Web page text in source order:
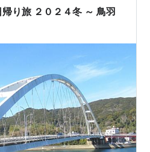
ん豊富だ。入館すると、海女
を見ますかという係の…
り旅 ２０２４冬 ～ 鳥羽